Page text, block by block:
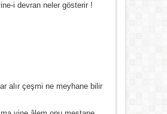
i devran neler gösterir !
alır çeşmi ne meyhane bilir